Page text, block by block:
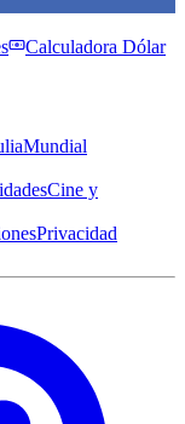
Calculadora Dólar
Mundial
Cine y
Privacidad